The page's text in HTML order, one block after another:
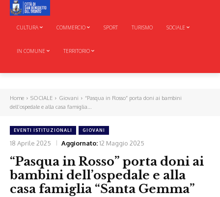
CULTURA COMMERCIO SPORT TURISMO SOCIALE
IN COMUNE TERRITORIO
Home SOCIALE Giovani
“Pasqua in Rosso” porta doni ai bambini
dell’ospedale e alla casa famiglia...
EVENTI ISTITUZIONALI GIOVANI
18 Aprile 2025 Aggiornato:12 Maggio 2025
“Pasqua in Rosso” porta doni ai
bambini dell’ospedale e alla
casa famiglia “Santa Gemma”